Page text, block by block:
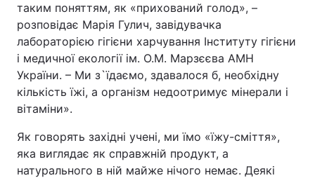
таким поняттям, як «прихований голод», –
розповідає Марія Гулич, завідувачка
лабораторією гігієни харчування Інституту гігієни
і медичної екології ім. О.М. Марзєєва АМН
України. – Ми з`їдаємо, здавалося б, необхідну
кількість їжі, а організм недоотримує мінерали і
вітаміни».
Як говорять західні учені, ми їмо «їжу-сміття»,
яка виглядає як справжній продукт, а
натурального в ній майже нічого немає. Деякі